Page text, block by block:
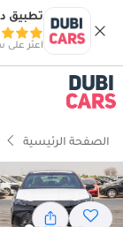
تطبيق
اعثر على
الصفحة الرئيسية